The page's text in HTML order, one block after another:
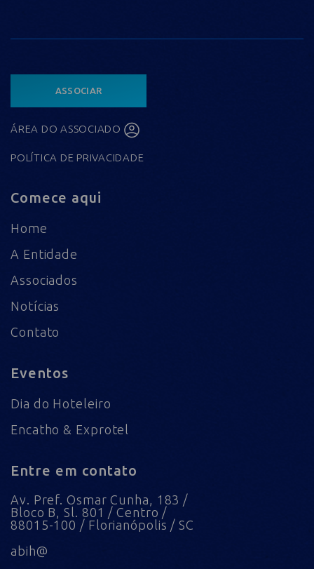
ASSOCIAR
ÁREA DO ASSOCIADO
POLÍTICA DE PRIVACIDADE
Comece aqui
Home
A Entidade
Associados
Notícias
Contato
Eventos
Dia do Hoteleiro
Encatho & Exprotel
Entre em contato
Av. Pref. Osmar Cunha, 183 /
Bloco B, Sl. 801 / Centro /
88015-100 / Florianópolis / SC
abih@